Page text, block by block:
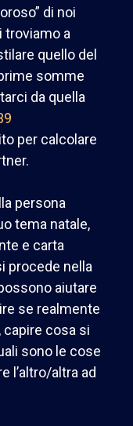
di noi
troviamo a
quello del
somme
da quella
per calcolare
persona
tema natale,
e carta
procede nella
aiutare
se realmente
capire cosa si
sono le cose
l’altro/altra ad